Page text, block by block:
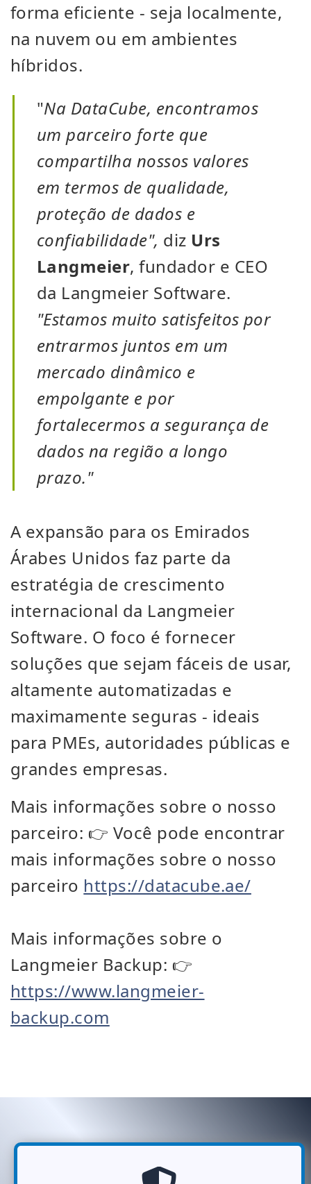
forma eficiente - seja localmente,
na nuvem ou em ambientes
híbridos.
"Na DataCube, encontramos
um parceiro forte que
compartilha nossos valores
em termos de qualidade,
proteção de dados e
confiabilidade", diz Urs
Langmeier, fundador e CEO
da Langmeier Software.
"Estamos muito satisfeitos por
entrarmos juntos em um
mercado dinâmico e
empolgante e por
fortalecermos a segurança de
dados na região a longo
prazo."
A expansão para os Emirados
Árabes Unidos faz parte da
estratégia de crescimento
internacional da Langmeier
Software. O foco é fornecer
soluções que sejam fáceis de usar,
altamente automatizadas e
maximamente seguras - ideais
para PMEs, autoridades públicas e
grandes empresas.
Mais informações sobre o nosso
parceiro: 👉 Você pode encontrar
mais informações sobre o nosso
parceiro https://datacube.ae/
Mais informações sobre o
Langmeier Backup: 👉
https://www.langmeier-
backup.com